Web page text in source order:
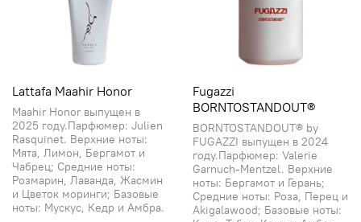
Lattafa Maahir Honor
Maahir Honor выпущен в
2025 году.Парфюмер: Julien
Rasquinet. Верхние ноты:
Мята, Лимон, Бергамот и
Чабрец; Средние ноты:
Розмарин, Лаванда, Жасмин
и Цветок моринги; Базовые
ноты: Мускус, Кедр и Амбра.
Fugazzi
BORNTOSTANDOUT®
BORNTOSTANDOUT® by
FUGAZZI выпущен в 2024
году.Парфюмер: Valerie
Garnuch-Mentzel. Верхние
ноты: Бергамот и Герань;
Средние ноты: Роза, Перец и
Akigalawood; Базовые ноты: